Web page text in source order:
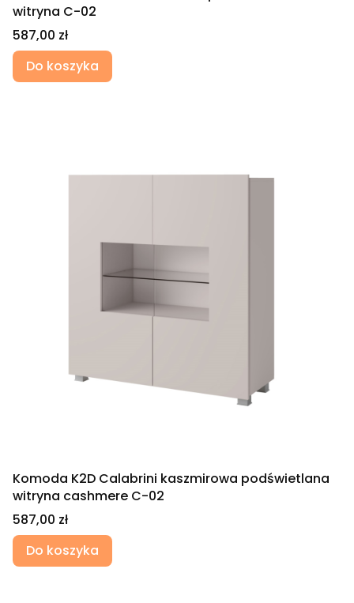
witryna C-02
Cena
587,00 zł
Do koszyka
Komoda K2D Calabrini kaszmirowa podświetlana
witryna cashmere C-02
Cena
587,00 zł
Do koszyka